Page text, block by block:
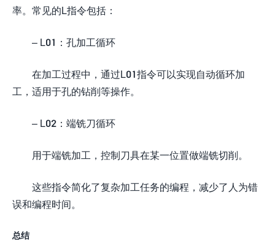
率。常见的L指令包括：
– L01：孔加工循环
在加工过程中，通过L01指令可以实现自动循环加
工，适用于孔的钻削等操作。
– L02：端铣刀循环
用于端铣加工，控制刀具在某一位置做端铣切削。
这些指令简化了复杂加工任务的编程，减少了人为错
误和编程时间。
总结